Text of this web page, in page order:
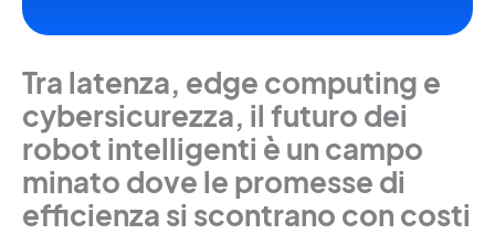
Tra latenza, edge computing e
cybersicurezza, il futuro dei
robot intelligenti è un campo
minato dove le promesse di
efficienza si scontrano con costi